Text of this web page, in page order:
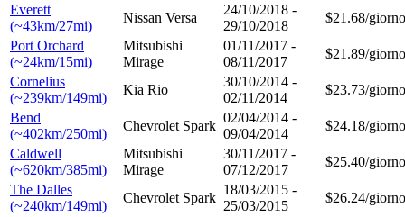
Everett
(~43km/27mi)
Nissan Versa
24/10/2018 -
29/10/2018
$21.68/giorno
Port Orchard
(~24km/15mi)
Mitsubishi
Mirage
01/11/2017 -
08/11/2017
$21.89/giorno
Cornelius
(~239km/149mi)
Kia Rio
30/10/2014 -
02/11/2014
$23.73/giorno
Bend
(~402km/250mi)
Chevrolet Spark
02/04/2014 -
09/04/2014
$24.18/giorno
Caldwell
(~620km/385mi)
Mitsubishi
Mirage
30/11/2017 -
07/12/2017
$25.40/giorno
The Dalles
(~240km/149mi)
Chevrolet Spark
18/03/2015 -
25/03/2015
$26.24/giorno